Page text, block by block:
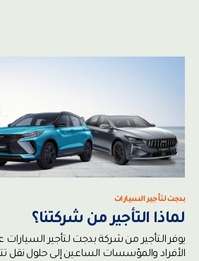
بدجت لتأجير السيارات
لماذا التأجير من شركتنا؟
يوفر التأجير من شركة بدجت لتأجير السيارات
الأفراد والمؤسسات الساعين إلى حلول نقل